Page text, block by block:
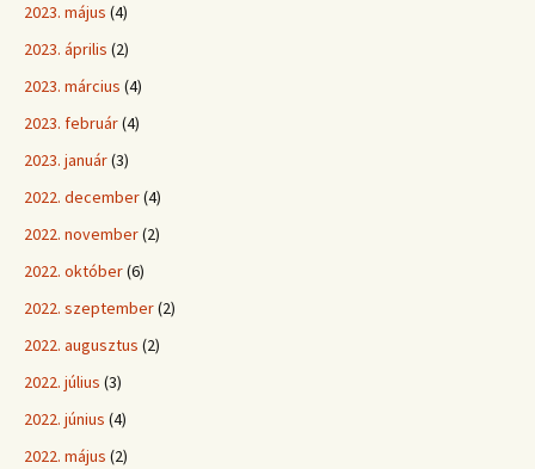
2023. május (4)
2023. április (2)
2023. március (4)
2023. február(4)
2023. január(3)
2022. december(4)
2022. november(2)
2022. október(6)
2022. szeptember(2)
2022. augusztus (2)
2022. július (3)
2022. június (4)
2022. május (2)